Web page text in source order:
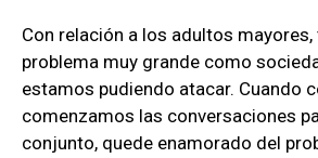
Con relación a los adultos mayores,
problema muy grande como
estamos pudiendo atacar. Cuando
comenzamos las conversaciones
conjunto, quede enamorado del